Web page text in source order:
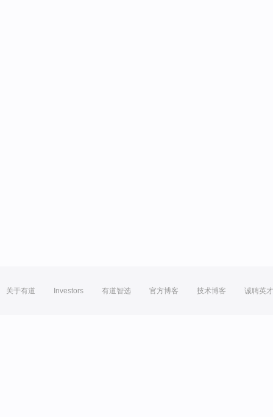
关于有道 Investors 有道智选 官方博客 技术博客 诚聘英才